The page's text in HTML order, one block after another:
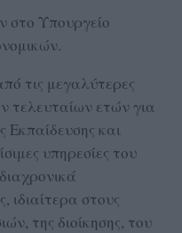
στο Υπουργείο
τις μεγαλύτερες
τελευταίων ετών για
Εκπαίδευσης και
υπηρεσίες του
στους
της διοίκησης, του